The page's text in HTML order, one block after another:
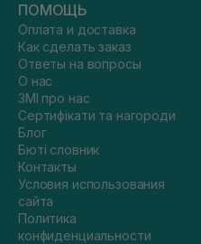
ПОМОЩЬ
Оплата и доставка
Как сделать заказ
Ответы на вопросы
О нас
ЗМІ про нас
Сертифікати та нагороди
Блог
Бюті словник
Контакты
Условия использования
сайта
Политика
конфиденциальности